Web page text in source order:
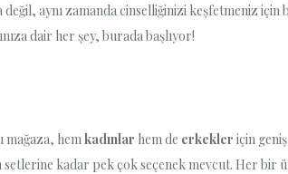
aynı zamanda cinselliğinizi keşfetmeniz için
dair her şey, burada başlıyor!
hem kadınlar hem de erkekler için
kadar pek çok seçenek mevcut. Her bir